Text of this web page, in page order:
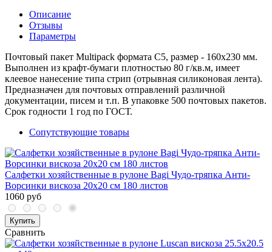
Описание
Отзывы
Параметры
Почтовый пакет Multipack формата С5, размер - 160x230 мм.
Выполнен из крафт-бумаги плотностью 80 г/кв.м, имеет
клеевое нанесение типа стрип (отрывная силиконовая лента).
Предназначен для почтовых отправлений различной
документации, писем и т.п. В упаковке 500 почтовых пакетов.
Срок годности 1 год по ГОСТ.
Сопутствующие товары
Салфетки хозяйственные в рулоне Bagi Чудо-тряпка Анти-
Ворсинки вискоза 20x20 см 180 листов
1060 руб
Купить
Сравнить